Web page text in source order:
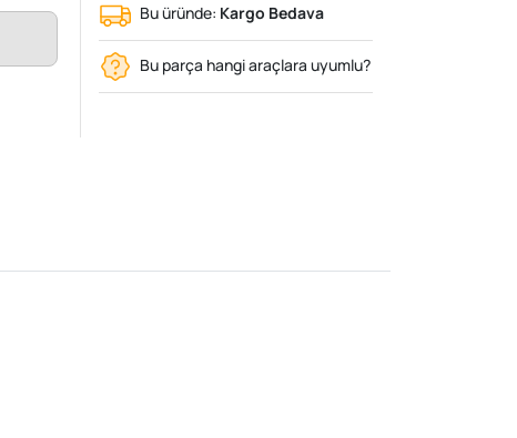
Bu üründe: Kargo Bedava
Bu parça hangi araçlara uyumlu?